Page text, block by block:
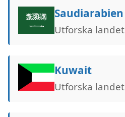
Saudiarabien
Utforska landet
Kuwait
Utforska landet